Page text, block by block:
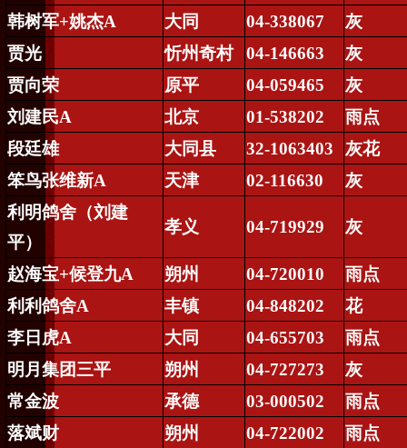
韩树军+姚杰A 大同 04-338067
灰
贾光
忻州奇村 04-146663
灰
贾向荣
原平 04-059465
灰
刘建民A 北京 01-538202
雨点
段廷雄
大同县 32-1063403
灰花
笨鸟张维新A 天津 02-116630
灰
利明鸽舍（刘建
平）
孝义 04-719929 灰
赵海宝+候登九A 朔州 04-720010
雨点
利利鸽舍A 丰镇 04-848202
花
李日虎A 大同 04-655703
雨点
明月集团三平
朔州 04-727273
灰
常金波
承德 03-000502
雨点
落斌财
朔州 04-722002
雨点